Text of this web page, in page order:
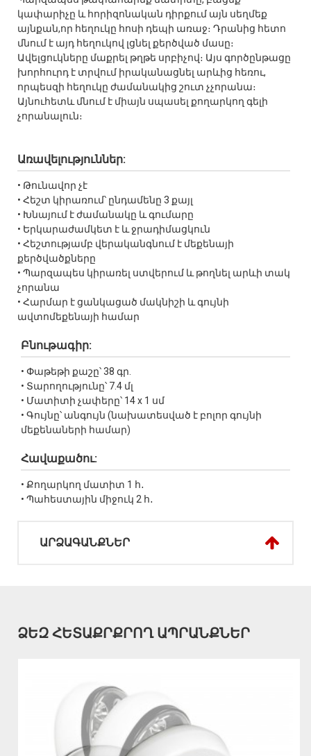
կափարիչը և հորիզոնական դիրքում այն սեղմեք
այնքան,որ հեղուկը հոսի դեպի առաջ։ Դրանից հետո
մնում է այդ հեղուկով լցնել քերծված մասը։
Ավելցուկները մաքրել թղթե սրբիչով։ Այս գործընթացը
խորհուրդ է տրվում իրականացնել արևից հեռու,
որպեսզի հեղուկը ժամանակից շուտ չչորանա։
Այնուհետև մնում է միայն սպասել քողարկող գելի
չորանալուն։
Առավելություններ:
• Թունավոր չէ
• Հեշտ կիրառում՝ ընդամենը 3 քայլ
• Խնայում է ժամանակը և գումարը
• Երկարաժամկետ է և ջրադիմացկուն
• Հեշտությամբ վերականգնում է մեքենայի
քերծվածքները
• Պարզապես կիրառել ստվերում և թողնել արևի տակ
չորանա
• Հարմար է ցանկացած մակնիշի և գույնի
ավտոմեքենայի համար
Բնութագիր:
• Փաթեթի քաշը՝ 38 գր.
• Տարողությունը՝ 7.4 մլ
• Մատիտի չափերը՝ 14 x 1 սմ
• Գույնը՝ անգույն (նախատեսված է բոլոր գույնի
մեքենաների համար)
Հավաքածու:
• Քողարկող մատիտ 1 հ․
• Պահեստային միջուկ 2 հ․
ԱՐՁԱԳԱՆՔՆԵՐ
ՁԵԶ ՀԵՏԱՔՐՔՐՈՂ ԱՊՐԱՆՔՆԵՐ